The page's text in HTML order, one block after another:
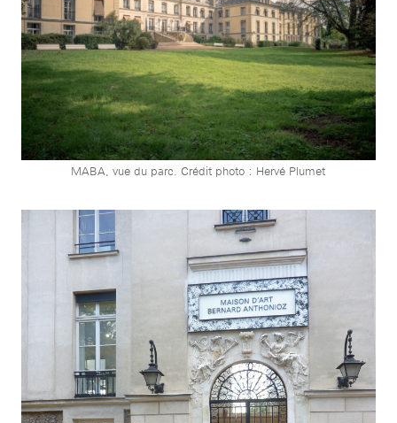
MABA, vue du parc. Crédit photo : Hervé Plumet